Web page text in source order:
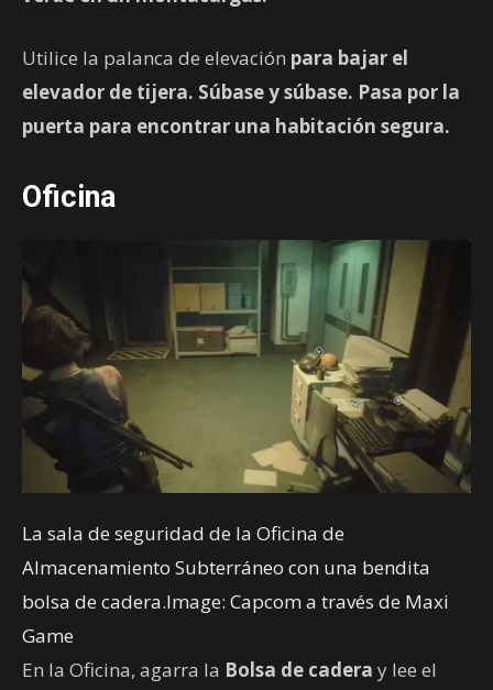
Utilice la palanca de elevación para bajar el
elevador de tijera. Súbase y súbase. Pasa por la
puerta para encontrar una habitación segura.
Oficina
La sala de seguridad de la Oficina de
Almacenamiento Subterráneo con una bendita
bolsa de cadera.Image: Capcom a través de Maxi
Game
En la Oficina, agarra la Bolsa de cadera y lee el